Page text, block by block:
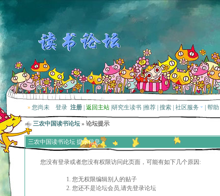
» 您尚未 登录 注册 返回主站 研究生读书 推荐 搜索 社区服务 帮助
三农中国读书论坛 » 论坛提示
三农中国读书论坛 提示信息
您没有登录或者您没有权限访问此页面，可能有如下几个原因:
您无权限编辑别人的贴子
您还不是论坛会员,请先登录论坛